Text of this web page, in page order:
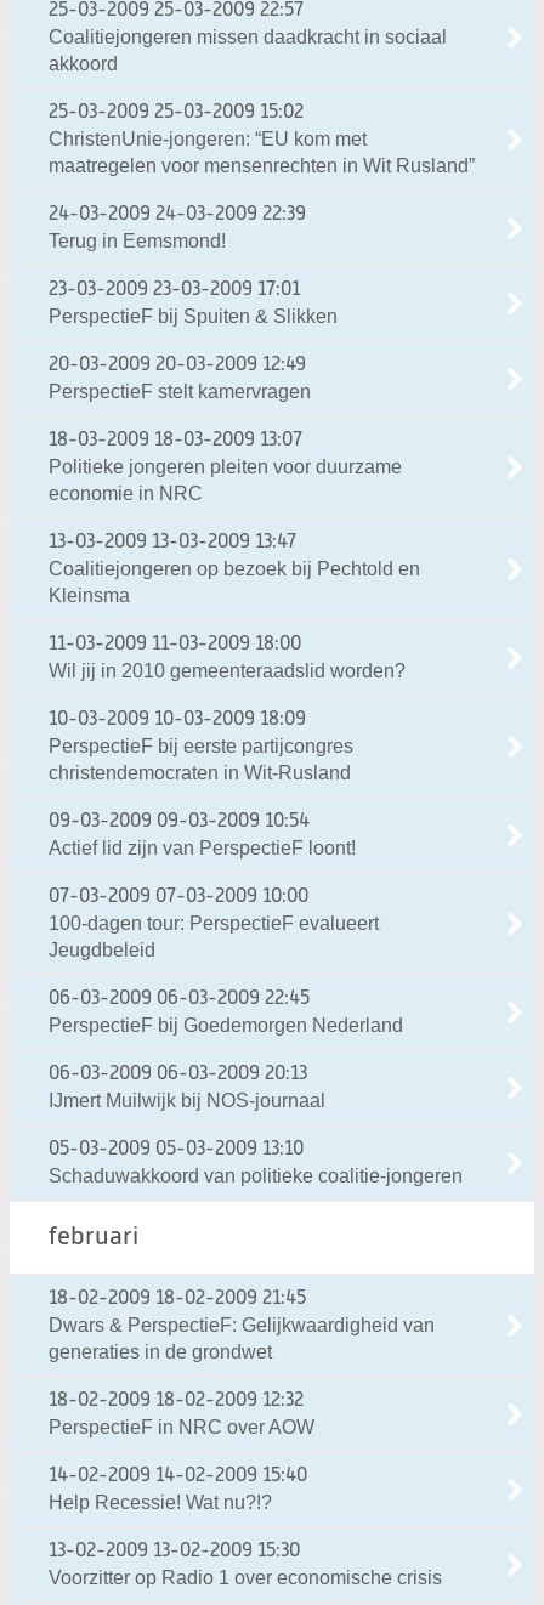
25-03-2009 25-03-2009 22:57
Coalitiejongeren missen daadkracht in sociaal
akkoord
25-03-2009 25-03-2009 15:02
ChristenUnie-jongeren: “EU kom met
maatregelen voor mensenrechten in Wit Rusland”
24-03-2009 24-03-2009 22:39
Terug in Eemsmond!
23-03-2009 23-03-2009 17:01
PerspectieF bij Spuiten & Slikken
20-03-2009 20-03-2009 12:49
PerspectieF stelt kamervragen
18-03-2009 18-03-2009 13:07
Politieke jongeren pleiten voor duurzame
economie in NRC
13-03-2009 13-03-2009 13:47
Coalitiejongeren op bezoek bij Pechtold en
Kleinsma
11-03-2009 11-03-2009 18:00
Wil jij in 2010 gemeenteraadslid worden?
10-03-2009 10-03-2009 18:09
PerspectieF bij eerste partijcongres
christendemocraten in Wit-Rusland
09-03-2009 09-03-2009 10:54
Actief lid zijn van PerspectieF loont!
07-03-2009 07-03-2009 10:00
100-dagen tour: PerspectieF evalueert
Jeugdbeleid
06-03-2009 06-03-2009 22:45
PerspectieF bij Goedemorgen Nederland
06-03-2009 06-03-2009 20:13
IJmert Muilwijk bij NOS-journaal
05-03-2009 05-03-2009 13:10
Schaduwakkoord van politieke coalitie-jongeren
februari
18-02-2009 18-02-2009 21:45
Dwars & PerspectieF: Gelijkwaardigheid van
generaties in de grondwet
18-02-2009 18-02-2009 12:32
PerspectieF in NRC over AOW
14-02-2009 14-02-2009 15:40
Help Recessie! Wat nu?!?
13-02-2009 13-02-2009 15:30
Voorzitter op Radio 1 over economische crisis